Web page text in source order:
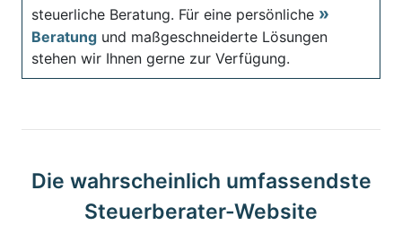
steuerliche Beratung. Für eine persönliche
Beratung und maßgeschneiderte Lösungen
stehen wir Ihnen gerne zur Verfügung.
Die wahrscheinlich umfassendste
Steuerberater-Website